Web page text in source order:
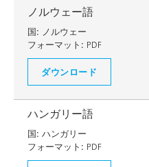
ノルウェー語
国: ノルウェー
フォーマット: PDF
ダウンロード
ハンガリー語
国: ハンガリー
フォーマット: PDF